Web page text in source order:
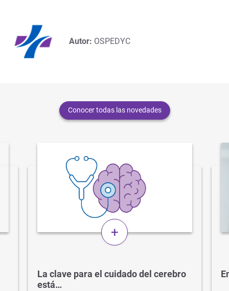
Autor: OSPEDYC
Conocer todas las novedades
+
La clave para el cuidado del cerebro
está…